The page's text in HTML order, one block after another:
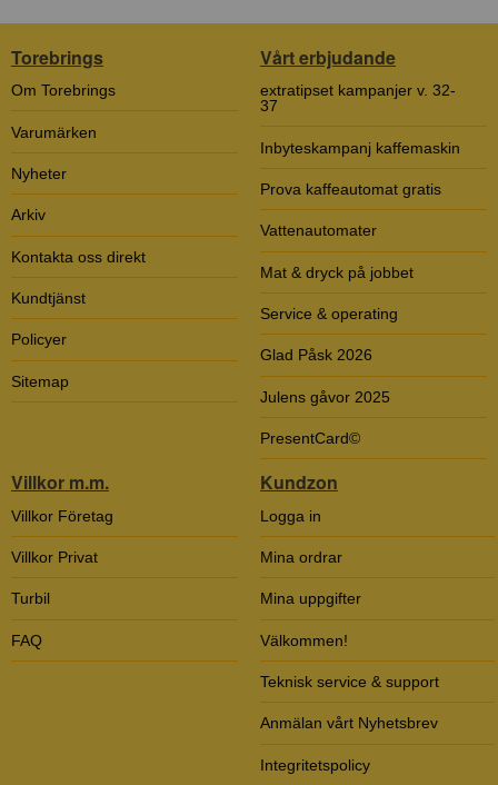
Torebrings
Om Torebrings
Varumärken
Nyheter
Arkiv
Kontakta oss direkt
Kundtjänst
Policyer
Sitemap
Vårt erbjudande
extratipset kampanjer v. 32-
37
Inbyteskampanj kaffemaskin
Prova kaffeautomat gratis
Vattenautomater
Mat & dryck på jobbet
Service & operating
Glad Påsk 2026
Julens gåvor 2025
PresentCard©
Villkor m.m.
Villkor Företag
Villkor Privat
Turbil
FAQ
Kundzon
Logga in
Mina ordrar
Mina uppgifter
Välkommen!
Teknisk service & support
Anmälan vårt Nyhetsbrev
Integritetspolicy